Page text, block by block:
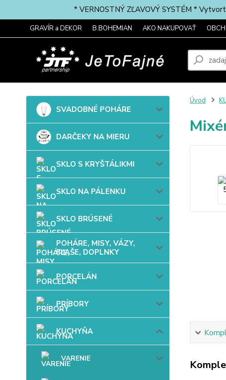
* VERNOSTNÝ ZĽAVOVÝ SYSTÉM *
GRAVÍR a DEKOR B.BOHEMIAN AKO NAKUPOVAŤ
SVADOBNÉ POHÁRE
DARČEKY NA MIERU
SKLO S KRYŠTÁLIKMI
SKLO NA PÁLENKU
SKLO BRÚSENÉ
POHÁRE, MISY, VÁZY,
FĽAŠE, DOPLNKY
PORCELÁN
PRÍBORY
KUCHYŇA
VARENIE
Úvod